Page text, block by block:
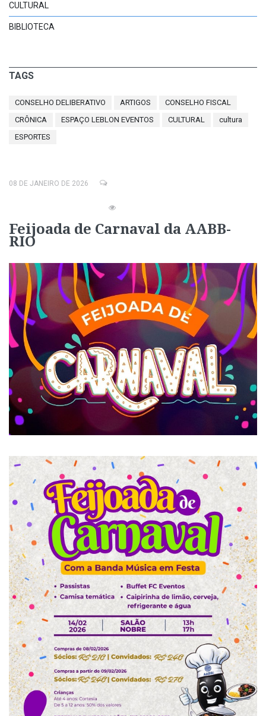
CULTURAL
BIBLIOTECA
TAGS
CONSELHO DELIBERATIVO ARTIGOS
CONSELHO FISCAL
CRÔNICA
ESPAÇO LEBLON EVENTOS CULTURAL
cultura
ESPORTES
08 DE JANEIRO DE 2026
Feijoada de Carnaval da AABB-
RIO